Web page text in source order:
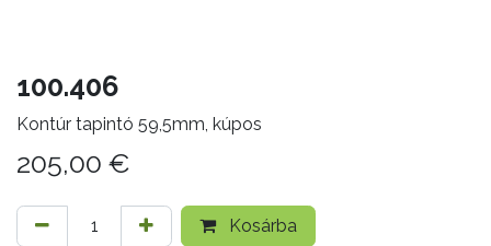
100.406
Kontúr tapintó 59,5mm, kúpos
205,00 €
Kosárba